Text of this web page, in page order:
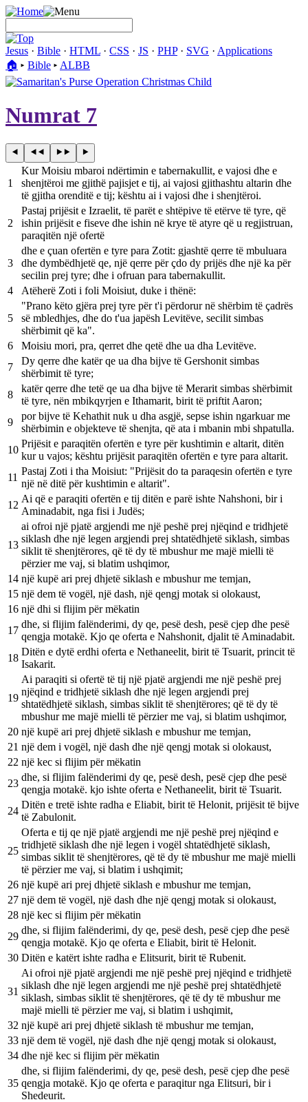
Jesus · Bible · HTML · CSS · JS · PHP· SVG · Applications
🏠︎ ▸ Bible ▸ ALBB
Numrat 7
1
Kur Moisiu mbaroi ndërtimin e tabernakullit, e vajosi dhe e
shenjtëroi me gjithë pajisjet e tij, ai vajosi gjithashtu altarin dhe
të gjitha orenditë e tij; kështu ai i vajosi dhe i shenjtëroi.
2
Pastaj prijësit e Izraelit, të parët e shtëpive të etërve të tyre, që
ishin prijësit e fiseve dhe ishin në krye të atyre që u regjistruan,
paraqitën një ofertë
3
dhe e çuan ofertën e tyre para Zotit: gjashtë qerre të mbuluara
dhe dymbëdhjetë qe, një qerre për çdo dy prijës dhe një ka për
secilin prej tyre; dhe i ofruan para tabernakullit.
4
Atëherë Zoti i foli Moisiut, duke i thënë:
5
"Prano këto gjëra prej tyre për t'i përdorur në shërbim të çadrës
së mbledhjes, dhe do t'ua japësh Levitëve, secilit simbas
shërbimit që ka".
6
Moisiu mori, pra, qerret dhe qetë dhe ua dha Levitëve.
7
Dy qerre dhe katër qe ua dha bijve të Gershonit simbas
shërbimit të tyre;
8
katër qerre dhe tetë qe ua dha bijve të Merarit simbas shërbimit
të tyre, nën mbikqyrjen e Ithamarit, birit të priftit Aaron;
9
por bijve të Kehathit nuk u dha asgjë, sepse ishin ngarkuar me
shërbimin e objekteve të shenjta, që ata i mbanin mbi shpatulla.
10
Prijësit e paraqitën ofertën e tyre për kushtimin e altarit, ditën
kur u vajos; kështu prijësit paraqitën ofertën e tyre para altarit.
11
Pastaj Zoti i tha Moisiut: "Prijësit do ta paraqesin ofertën e tyre
një në ditë për kushtimin e altarit".
12
Ai që e paraqiti ofertën e tij ditën e parë ishte Nahshoni, bir i
Aminadabit, nga fisi i Judës;
13
ai ofroi një pjatë argjendi me një peshë prej njëqind e tridhjetë
siklash dhe një legen argjendi prej shtatëdhjetë siklash, simbas
siklit të shenjtërores, që të dy të mbushur me majë mielli të
përzier me vaj, si blatim ushqimor,
14 një kupë ari prej dhjetë siklash e mbushur me temjan,
15 një dem të vogël, një dash, një qengj motak si olokaust,
16 një dhi si flijim për mëkatin
17
dhe, si flijim falënderimi, dy qe, pesë desh, pesë cjep dhe pesë
qengja motakë. Kjo qe oferta e Nahshonit, djalit të Aminadabit.
18
Ditën e dytë erdhi oferta e Nethaneelit, birit të Tsuarit, princit të
Isakarit.
19
Ai paraqiti si ofertë të tij një pjatë argjendi me një peshë prej
njëqind e tridhjetë siklash dhe një legen argjendi prej
shtatëdhjetë siklash, simbas siklit të shenjtërores; që të dy të
mbushur me majë mielli të përzier me vaj, si blatim ushqimor,
20 një kupë ari prej dhjetë siklash e mbushur me temjan,
21 një dem i vogël, një dash dhe një qengj motak si olokaust,
22 një kec si flijim për mëkatin
23
dhe, si flijim falënderimi dy qe, pesë desh, pesë cjep dhe pesë
qengja motakë. kjo ishte oferta e Nethaneelit, birit të Tsuarit.
24
Ditën e tretë ishte radha e Eliabit, birit të Helonit, prijësit të bijve
të Zabulonit.
25
Oferta e tij qe një pjatë argjendi me një peshë prej njëqind e
tridhjetë siklash dhe një legen i vogël shtatëdhjetë siklash,
simbas siklit të shenjtërores, që të dy të mbushur me majë mielli
të përzier me vaj, si blatim i ushqimit;
26 një kupë ari prej dhjetë siklash e mbushur me temjan,
27 një dem të vogël, një dash dhe një qengj motak si olokaust,
28 një kec si flijim për mëkatin
29
dhe, si flijim falënderimi, dy qe, pesë desh, pesë cjep dhe pesë
qengja motakë. Kjo qe oferta e Eliabit, birit të Helonit.
30 Ditën e katërt ishte radha e Elitsurit, birit të Rubenit.
31
Ai ofroi një pjatë argjendi me një peshë prej njëqind e tridhjetë
siklash dhe një legen argjendi me një peshë prej shtatëdhjetë
siklash, simbas siklit të shenjtërores, që të dy të mbushur me
majë mielli të përzier me vaj, si blatim i ushqimit,
32 një kupë ari prej dhjetë siklash të mbushur me temjan,
33 një dem të vogël, një dash dhe një qengj motak si olokaust,
34 dhe një kec si flijim për mëkatin
35
dhe, si flijim falënderimi, dy qe, pesë desh, pesë cjep dhe pesë
qengja motakë. Kjo qe oferta e paraqitur nga Elitsuri, bir i
Shedeurit.